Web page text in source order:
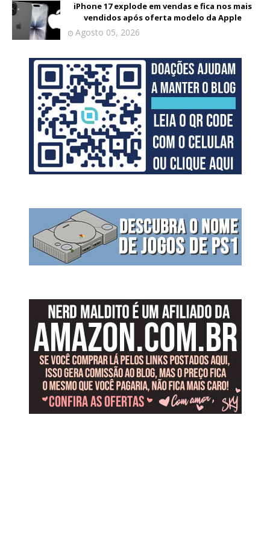
iPhone 17 explode em vendas e fica nos mais
vendidos após oferta modelo da Apple
Agosto 05, 2026